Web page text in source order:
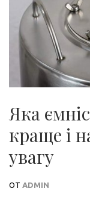
Яка
краще і
увагу
ОТ ADMIN